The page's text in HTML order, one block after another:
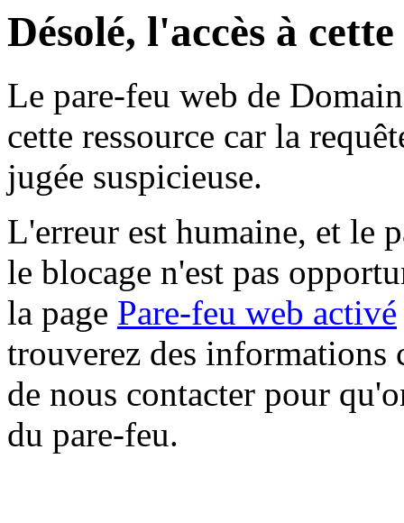
Désolé, l'accès à
Le pare-feu web de
cette ressource car la
jugée suspicieuse.
L'erreur est humaine, et le
le blocage n'est pas
la page Pare-feu web activé
trouverez des informations
de nous contacter pour
du pare-feu.